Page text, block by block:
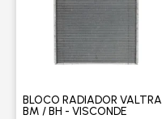
BLOCO RADIADOR VALTRA
BM / BH - VISCONDE